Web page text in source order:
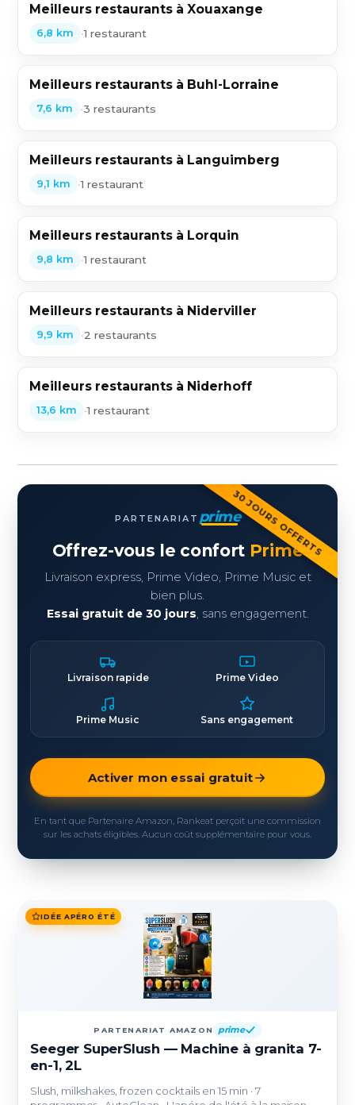
Meilleurs restaurants à Xouaxange
6,8 km •1 restaurant
Meilleurs restaurants à Buhl-Lorraine
7,6 km •3 restaurants
Meilleurs restaurants à Languimberg
9,1 km •1 restaurant
Meilleurs restaurants à Lorquin
9,8 km •1 restaurant
Meilleurs restaurants à Niderviller
9,9 km •2 restaurants
Meilleurs restaurants à Niderhoff
13,6 km •1 restaurant
30 JOURS OFFERTS
PARTENARIAT prime
Offrez-vous le confort Prime
Livraison express, Prime Video, Prime Music et
bien plus.
Essai gratuit de 30 jours, sans engagement.
Livraison rapide Prime Video
Prime Music Sans engagement
Activer mon essai gratuit
En tant que Partenaire Amazon, Rankeat perçoit une commission
sur les achats éligibles. Aucun coût supplémentaire pour vous.
IDÉE APÉRO ÉTÉ
PARTENARIAT AMAZON prime
Seeger SuperSlush — Machine à granita 7-
en-1, 2L
Slush, milkshakes, frozen cocktails en 15 min · 7